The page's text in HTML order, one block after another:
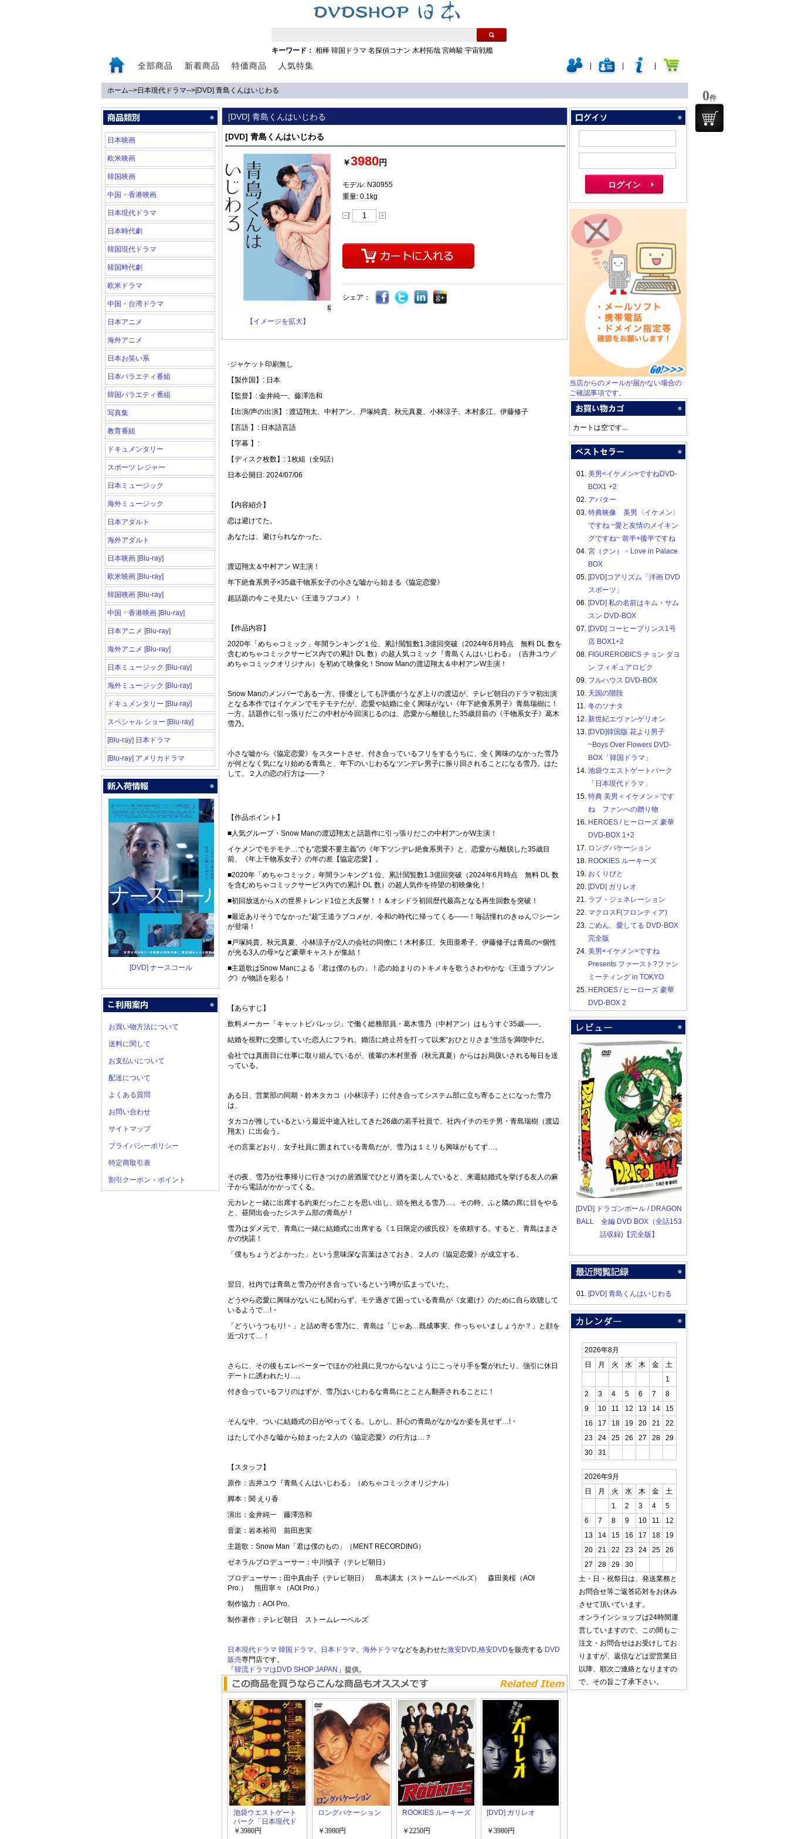
キーワード： 相棒 韓国ドラマ 名探偵コナン 木村拓哉 宮崎駿 宇宙戦艦
全部商品 新着商品 特価商品 人気特集
ホーム-->日本現代ドラマ-->[DVD] 青島くんはいじわる
日本映画
欧米映画
韓国映画
中国・香港映画
日本現代ドラマ
日本時代劇
韓国現代ドラマ
韓国時代劇
欧米ドラマ
中国・台湾ドラマ
日本アニメ
海外アニメ
日本お笑い系
日本バラエティ番組
韓国バラエティ番組
写真集
教育番組
ドキュメンタリー
スポーツ レジャー
日本ミュージック
海外ミュージック
日本アダルト
海外アダルト
日本映画 [Blu-ray]
欧米映画 [Blu-ray]
韓国映画 [Blu-ray]
中国・香港映画 [Blu-ray]
日本アニメ [Blu-ray]
海外アニメ [Blu-ray]
日本ミュージック [Blu-ray]
海外ミュージック [Blu-ray]
ドキュメンタリー [Blu-ray]
スペシャル ショー [Blu-ray]
[Blu-ray] 日本ドラマ
[Blu-ray] アメリカドラマ
[DVD] ナースコール
お買い物方法について
送料に関して
お支払いについて
配送について
よくある質問
お問い合わせ
サイトマップ
プライバシーポリシー
特定商取引表
割引クーポン・ポイント
[DVD] 青島くんはいじわる
[DVD] 青島くんはいじわる
【イメージを拡大】
￥3980円
モデル: N30955
重量: 0.1kg
シェア：
·ジャケット印刷無し
【製作国】: 日本
【監督】: 金井純一、藤澤浩和
【出演/声の出演】: 渡辺翔太、中村アン、戸塚純貴、秋元真夏、小林涼子、木村多江、伊藤修子
【言語 】: 日本語言語
【字幕 】:
【ディスク枚数】: 1枚組（全9話）
日本公開日: 2024/07/06
【内容紹介】
恋は避けてた。
あなたは、避けられなかった。
渡辺翔太＆中村アン W主演！
年下絶食系男子×35歳干物系女子の小さな嘘から始まる《協定恋愛》
超話題の今こそ見たい《王道ラブコメ》！
【作品内容】
2020年「めちゃコミック」年間ランキング１位、累計閲覧数1.3億回突破（2024年6月時点 無料 DL 数を
含むめちゃコミックサービス内での累計 DL 数）の超人気コミック『青島くんはいじわる』（吉井ユウ／
めちゃコミックオリジナル）を初めて映像化！Snow Manの渡辺翔太＆中村アンW主演！
Snow Manのメンバーである一方、俳優としても評価がうなぎ上りの渡辺が、テレビ朝日のドラマ初出演
となる本作ではイケメンでモテモテだが、恋愛や結婚に全く興味がない《年下絶食系男子》青島瑞樹に！
一方、話題作に引っ張りだこの中村が今回演じるのは、恋愛から離脱した35歳目前の《干物系女子》葛木
雪乃。
小さな嘘から《協定恋愛》をスタートさせ、付き合っているフリをするうちに、全く興味のなかった雪乃
が何となく気になり始める青島と、年下のいじわるなツンデレ男子に振り回されることになる雪乃。はた
して、２人の恋の行方は――？
【作品ポイント】
■人気グループ・Snow Manの渡辺翔太と話題作に引っ張りだこの中村アンがW主演！
イケメンでモテモテ…でも“恋愛不要主義”の《年下ツンデレ絶食系男子》と、恋愛から離脱した35歳目
前、《年上干物系女子》の年の差【協定恋愛】。
■2020年「めちゃコミック」年間ランキング１位、累計閲覧数1.3億回突破（2024年6月時点 無料 DL 数
を含むめちゃコミックサービス内での累計 DL 数）の超人気作を待望の初映像化！
■初回放送からＸの世界トレンド1位と大反響！！＆オシドラ初回歴代最高となる再生回数を突破！
■最近ありそうでなかった“超”王道ラブコメが、令和の時代に帰ってくる――！毎話憧れのきゅん♡シーン
が登場！
■戸塚純貴、秋元真夏、小林涼子が2人の会社の同僚に！木村多江、矢田亜希子、伊藤修子は青島の<個性
が光る3人の母>など豪華キャストが集結！
■主題歌はSnow Manによる「君は僕のもの」！恋の始まりのトキメキを歌うさわやかな《王道ラブソン
グ》が物語を彩る！
【あらすじ】
飲料メーカー「キャットビバレッジ」で働く総務部員・葛木雪乃（中村アン）はもうすぐ35歳――。
結婚を視野に交際していた恋人にフラれ、婚活に終止符を打って以来“おひとりさま”生活を満喫中だ。
会社では真面目に仕事に取り組んでいるが、後輩の木村里香（秋元真夏）からはお局扱いされる毎日を送
っている。
ある日、営業部の同期・鈴木タカコ（小林涼子）に付き合ってシステム部に立ち寄ることになった雪乃
は、
タカコが推しているという最近中途入社してきた26歳の若手社員で、社内イチのモテ男・青島瑞樹（渡辺
翔太）に出会う。
その言葉どおり、女子社員に囲まれている青島だが、雪乃は１ミリも興味がもてず…。
その夜、雪乃が仕事帰りに行きつけの居酒屋でひとり酒を楽しんでいると、来週結婚式を挙げる友人の麻
子から電話がかかってくる。
元カレと一緒に出席する約束だったことを思い出し、頭を抱える雪乃…。その時、ふと隣の席に目をやる
と、昼間出会ったシステム部の青島が！
雪乃はダメ元で、青島に一緒に結婚式に出席する《１日限定の彼氏役》を依頼する。すると、青島はまさ
かの快諾！
「僕もちょうどよかった」という意味深な言葉はさておき、２人の《協定恋愛》が成立する。
翌日、社内では青島と雪乃が付き合っているという噂が広まっていた。
どうやら恋愛に興味がないにも関わらず、モテ過ぎて困っている青島が《女避け》のために自ら吹聴して
いるようで…!・
「どういうつもり!・」と詰め寄る雪乃に、青島は「じゃあ…既成事実、作っちゃいましょうか？」と顔を
近づけて…！
さらに、その後もエレベーターでほかの社員に見つからないようにこっそり手を繋がれたり、強引に休日
デートに誘われたり…。
付き合っているフリのはずが、雪乃はいじわるな青島にとことん翻弄されることに！
そんな中、ついに結婚式の日がやってくる。しかし、肝心の青島がなかなか姿を見せず…!・
はたして小さな嘘から始まった２人の《協定恋愛》の行方は…？
【スタッフ】
原作：吉井ユウ『青島くんはいじわる』（めちゃコミックオリジナル）
脚本：関 えり香
演出：金井純一 藤澤浩和
音楽：岩本裕司 前田恵実
主題歌：Snow Man「君は僕のもの」（MENT RECORDING）
ゼネラルプロデューサー：中川慎子（テレビ朝日）
プロデューサー：田中真由子（テレビ朝日） 島本講太（ストームレーベルズ） 森田美桜（AOI
Pro.） 熊田寧々（AOI Pro.）
制作協力：AOI Pro.
制作著作：テレビ朝日 ストームレーベルズ
日本現代ドラマ 韓国ドラマ、 日本ドラマ、 海外ドラマなどをあわせた激安DVD,格安DVDを販売する DVD
販売専門店です。
「 韓流ドラマはDVD SHOP JAPAN 」提供。
池袋ウエストゲート
パーク「日本現代ド
ラマ」
￥3980円
ロングバケーション
￥3980円
ROOKIES ルーキーズ
￥2250円
[DVD] ガリレオ
￥3980円
当店からのメールが届かない場合の
ご確認事項です。
カートは空です...
01. 美男<イケメン>ですねDVD-
BOX1 +2
02. アバター
03. 特典映像 美男〈イケメン〉
ですね ~愛と友情のメイキン
グですね~ 前半+後半ですね
04. 宮（クン）・Love in Palace
BOX
05. [DVD]コアリズム「洋画 DVD
スポーツ」
06. [DVD] 私の名前はキム・サム
スン DVD-BOX
07. [DVD] コーヒープリンス1号
店 BOX1+2
08. FIGUREROBICS チョン ダヨ
ン フィギュアロビク
09. フルハウス DVD-BOX
10. 天国の階段
11. 冬のソナタ
12. 新世紀エヴァンゲリオン
13. [DVD]韓国版 花より男子
~Boys Over Flowers DVD-
BOX「韓国ドラマ」
14. 池袋ウエストゲートパーク
「日本現代ドラマ」
15. 特典 美男＜イケメン＞です
ね ファンへの贈り物
16. HEROES / ヒーローズ 豪華
DVD-BOX 1+2
17. ロングバケーション
18. ROOKIES ルーキーズ
19. おくりびと
20. [DVD] ガリレオ
21. ラブ・ジェネレーション
22. マクロスF(フロンティア)
23. ごめん、愛してる DVD-BOX
完全版
24. 美男<イケメン>ですね
Presents ファースト?ファン
ミーティング in TOKYO
25. HEROES / ヒーローズ 豪華
DVD-BOX 2
[DVD] ドラゴンボール / DRAGON
BALL 全編 DVD BOX（全話153
話収録)【完全版】
01. [DVD] 青島くんはいじわる
2026年8月
日
月 火 水 木 金
土
1
2
3 4 5 6 7
8
9
10 11 12 13 14
15
16
17 18 19 20 21
22
23
24 25 26 27 28
29
30
31
2026年9月
日
月 火 水 木 金
土
1
2 3 4
5
6
7 8 9 10 11
12
13
14 15 16 17 18
19
20
21 22 23 24 25
26
27
28 29
30
土・日・祝祭日は、発送業務と
お問合せ等ご返答応対をお休み
させて頂いています。
オンラインショップは24時間運
営していますので、この間もご
注文・お問合せはお受けしてお
りますが、返信などは翌営業日
以降、順次ご連絡となりますの
で、その旨ご了承下さい。
0件
0